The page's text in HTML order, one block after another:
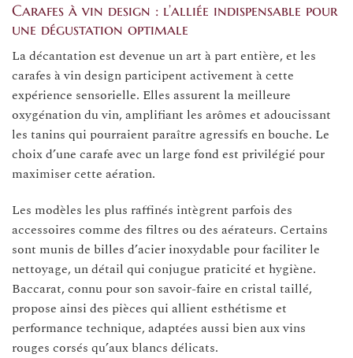
Carafes à vin design : l’alliée indispensable pour
une dégustation optimale
La décantation est devenue un art à part entière, et les
carafes à vin design participent activement à cette
expérience sensorielle. Elles assurent la meilleure
oxygénation du vin, amplifiant les arômes et adoucissant
les tanins qui pourraient paraître agressifs en bouche. Le
choix d’une carafe avec un large fond est privilégié pour
maximiser cette aération.
Les modèles les plus raffinés intègrent parfois des
accessoires comme des filtres ou des aérateurs. Certains
sont munis de billes d’acier inoxydable pour faciliter le
nettoyage, un détail qui conjugue praticité et hygiène.
Baccarat, connu pour son savoir-faire en cristal taillé,
propose ainsi des pièces qui allient esthétisme et
performance technique, adaptées aussi bien aux vins
rouges corsés qu’aux blancs délicats.